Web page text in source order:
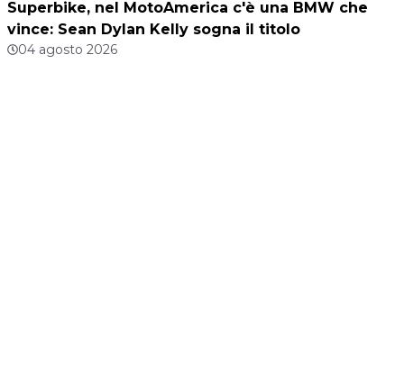
Superbike, nel MotoAmerica c'è una BMW che
vince: Sean Dylan Kelly sogna il titolo
04 agosto 2026